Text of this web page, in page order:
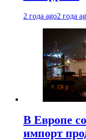
2 года ago2 года
В Европе
импорт